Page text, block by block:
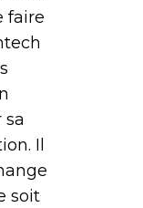
faire
Il
soit